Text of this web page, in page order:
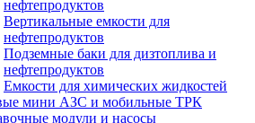
нефтепродуктов
Вертикальные емкости для
нефтепродуктов
Подземные баки для дизтоплива и
нефтепродуктов
Емкости для химических жидкостей
мини АЗС и мобильные ТРК
модули и насосы